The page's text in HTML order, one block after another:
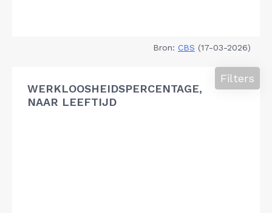
Bron: CBS (17-03-2026)
WERKLOOSHEIDSPERCENTAGE,
NAAR LEEFTIJD
Filters